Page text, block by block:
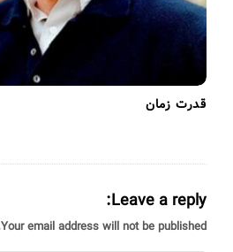
قدرت زمان
Leave a reply:
Your email address will not be published.